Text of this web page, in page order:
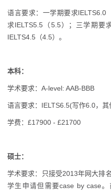
语言要求：一学期要求IELTS6.0
求IELTS5.5（5.5）；三学期要
IELTS4.5（4.5）。
本科：
学术要求：A-level: AAB-BBB
语言要求：IELTS6.5(写作6.0，
学费：£17900 - £21700
硕士：
学术要求：只接受2013年网大排
学生申请但需要case by case